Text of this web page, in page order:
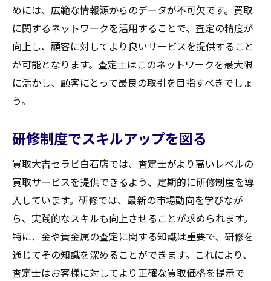
めには、広範な情報源からのデータが不可欠です。買取
に関するネットワークを活用することで、査定の精度が
向上し、顧客に対してより良いサービスを提供すること
が可能となります。査定士はこのネットワークを最大限
に活かし、顧客にとって最良の取引を目指すべきでしょ
う。
研修制度でスキルアップを図る
買取大吉セラビ白石店では、査定士がより高いレベルの
買取サービスを提供できるよう、定期的に研修制度を導
入しています。研修では、最新の市場動向を学びなが
ら、実践的なスキルも向上させることが求められます。
特に、金や貴金属の査定に関する知識は重要で、研修を
通じてその知識を深めることができます。これにより、
査定士はお客様に対してより正確な買取価格を提示で